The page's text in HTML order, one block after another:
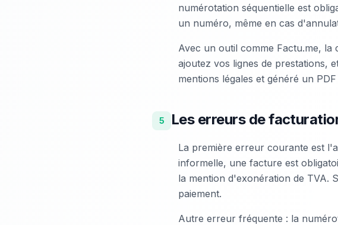
numérotation séquentielle est
un numéro, même en cas
Avec un outil comme Factu.me, la
ajoutez vos lignes de prestations,
mentions légales et généré un
5 Les erreurs de
La première erreur courante est
informelle, une facture est
la mention d'exonération de TVA.
paiement.
Autre erreur fréquente : la